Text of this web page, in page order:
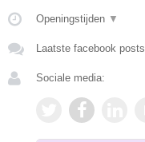
Openingstijden ▼
Laatste facebook posts
Sociale media: